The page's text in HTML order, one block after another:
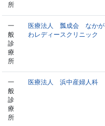
所
一
般
診
療
所
医療法人 瓢成会 なかが
わレディースクリニック
一
般
診
療
所
医療法人 浜中産婦人科